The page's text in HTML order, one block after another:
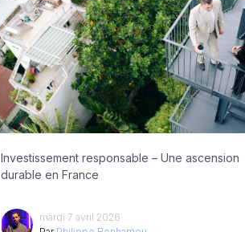
Investissement responsable – Une ascension
durable en France
mardi 7 avril 2026